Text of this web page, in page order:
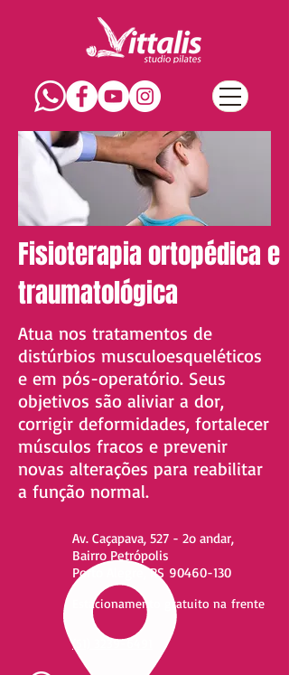
Fisioterapia ortopédica e
traumatológica
Atua nos tratamentos de
distúrbios musculoesqueléticos
e em pós-operatório. Seus
objetivos são aliviar a dor,
corrigir deformidades, fortalecer
músculos fracos e prevenir
novas alterações para reabilitar
a função normal.
Av. Caçapava, 527 - 2o andar,
Bairro Petrópolis
Porto Alegre, RS 90460-130
Estacionamento gratuito na frente
(51) 3239-6491